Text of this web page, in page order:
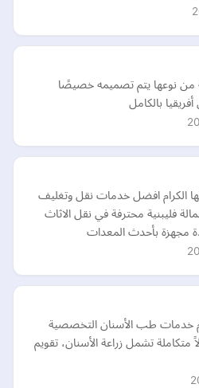
من نوعها يتم تصميمه خصيصًا
بالكامل
الكرام افضل خدمات نقل وتغليف
فليبنية محترفة في نقل الاثاث
مجهزة بأحدث المعدات
خدمات طب الأسنان التخصصية
متكاملة تشمل زراعة الأسنان، تقويم